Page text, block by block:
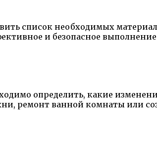
список необходимых
и безопасное выполнение
определить, какие
ремонт ванной комнаты или